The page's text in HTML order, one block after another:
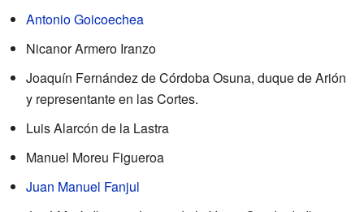
Antonio Goicoechea
Nicanor Armero Iranzo
Joaquín Fernández de Córdoba Osuna, duque de Arión
y representante en las Cortes.
Luis Alarcón de la Lastra
Manuel Moreu Figueroa
Juan Manuel Fanjul